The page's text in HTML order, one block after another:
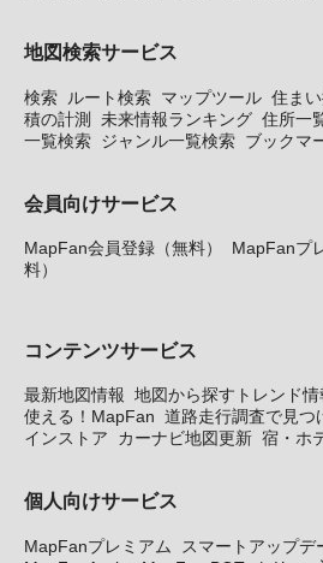
地図検索サービス
検索 ルート検索 マップツール 住ま
積の計測 未来情報ランキング 住所一
一覧検索 ジャンル一覧検索 ブックマ
会員向けサービス
MapFan会員登録（無料）
MapFanプ
料）
コンテンツサービス
最新地図情報 地図から探すトレンド情
使える！MapFan 道路走行調査で見つ
インストア
カーナビ地図更新 宿・ホ
個人向けサービス
MapFanプレミアム
スマートアップ